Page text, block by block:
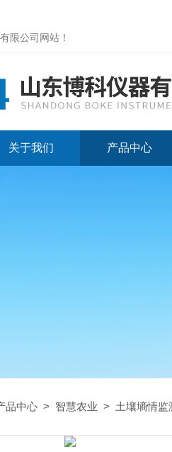
限公司网站 ！
关于我们 产品中心
品中心 > 智慧农业 > 土壤墒情监